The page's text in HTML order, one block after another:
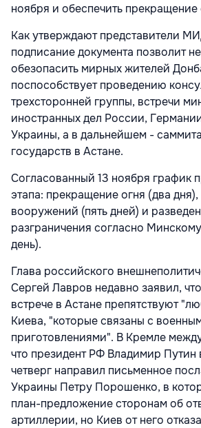
ноября и обеспечить прекращение
Как утверждают представители
подписание документа позволит
обезопасить мирных жителей
поспособствует проведению
трехсторонней группы, встречи
иностранных дел России,
Украины, а в дальнейшем -
государств в Астане.
Согласованный 13 ноября график
этапа: прекращение огня (два
вооружений (пять дней) и
разграничения согласно
день).
Глава российского
Сергей Лавров недавно заявил,
встрече в Астане препятствуют
Киева, "которые связаны с
приготовлениями". В Кремле
что президент РФ Владимир
четверг направил письменное
Украины Петру Порошенко, в
план-предложение сторонам об
артиллерии, но Киев от него